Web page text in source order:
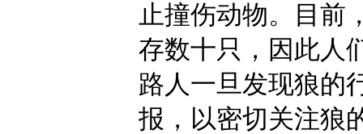
止撞伤动物。目前
存数十只，因此人
路人一旦发现狼的
报，以密切关注狼